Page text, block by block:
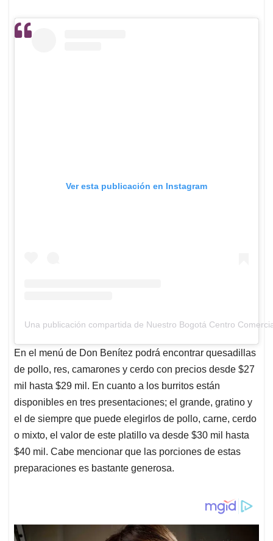
Ver esta publicación en Instagram
Una publicación compartida de Nuestro Bogotá Centro
En el menú de Don Benítez podrá encontrar quesadillas
de pollo, res, camarones y cerdo con precios desde $27
mil hasta $29 mil. En cuanto a los burritos están
disponibles en tres presentaciones; el grande, gratino y
el de siempre que puede elegirlos de pollo, carne, cerdo
o mixto, el valor de este platillo va desde $30 mil hasta
$40 mil. Cabe mencionar que las porciones de estas
preparaciones es bastante generosa.